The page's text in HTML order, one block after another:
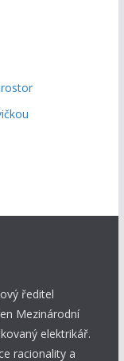
ředitel
Mezinárodní
elektrikář.
racionality a